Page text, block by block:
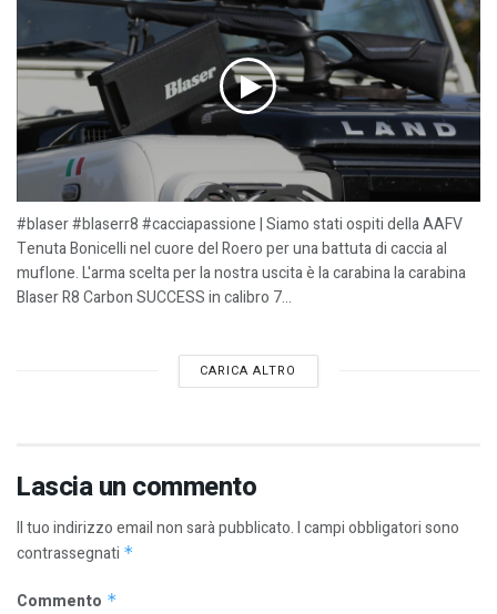
#blaser #blaserr8 #cacciapassione | Siamo stati ospiti della AAFV
Tenuta Bonicelli nel cuore del Roero per una battuta di caccia al
muflone. L'arma scelta per la nostra uscita è la carabina la carabina
Blaser R8 Carbon SUCCESS in calibro 7...
CARICA ALTRO
Lascia un commento
Il tuo indirizzo email non sarà pubblicato.I campi obbligatori sono
contrassegnati *
Commento *